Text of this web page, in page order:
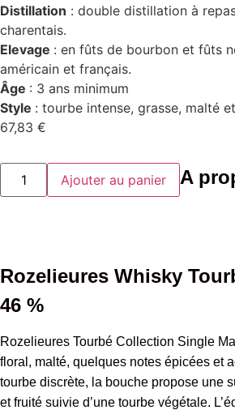
Distillation : double distillation à
charentais.
Elevage : en fûts de bourbon et fûts
américain et français.
Âge : 3 ans minimum
Style : tourbe intense, grasse, malté
67,83 €
quantité
Rozelieures
Ajouter au panier A
Rozelieures Whisky
46 %
Rozelieures Tourbé Collection Single
floral, malté, quelques notes épicées et
tourbe discrète, la bouche propose une
et fruité suivie d’une tourbe végétale.